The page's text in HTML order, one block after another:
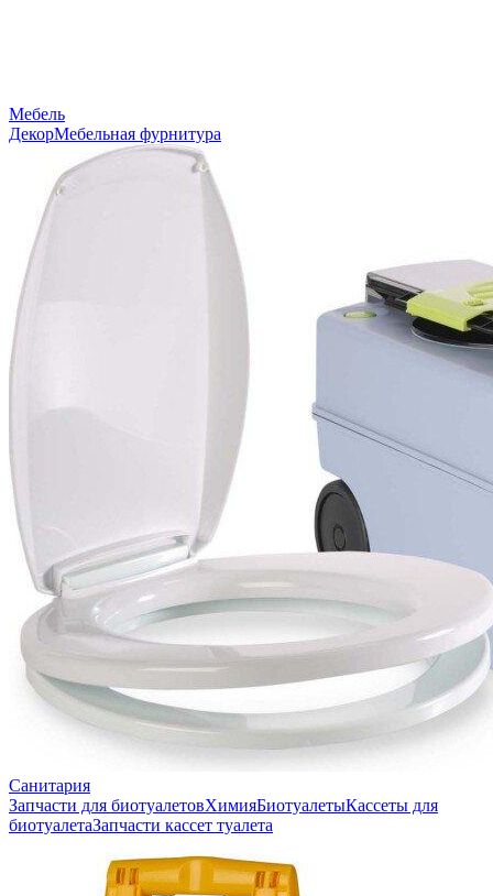
Мебель
ДекорМебельная фурнитура
Санитария
Запчасти для биотуалетовХимияБиотуалетыКассеты для
биотуалетаЗапчасти кассет туалета